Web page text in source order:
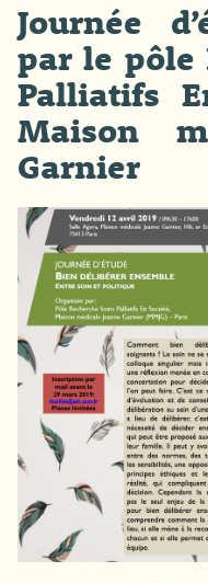
Journée
par le pôle
Palliatifs
Maison
Garnier